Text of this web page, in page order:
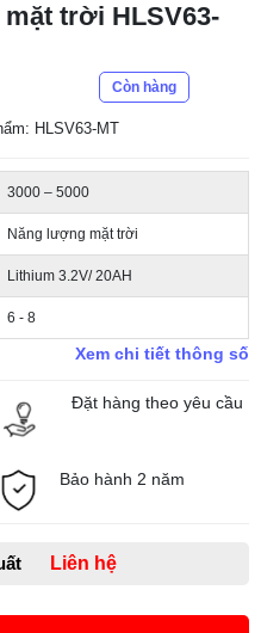
trời HLSV63-
Còn hàng
HLSV63-MT
3000 – 5000
Năng lượng mặt trời
Lithium 3.2V/ 20AH
6 - 8
Xem chi tiết thông số
Đặt hàng theo yêu cầu
Bảo hành 2 năm
Liên hệ